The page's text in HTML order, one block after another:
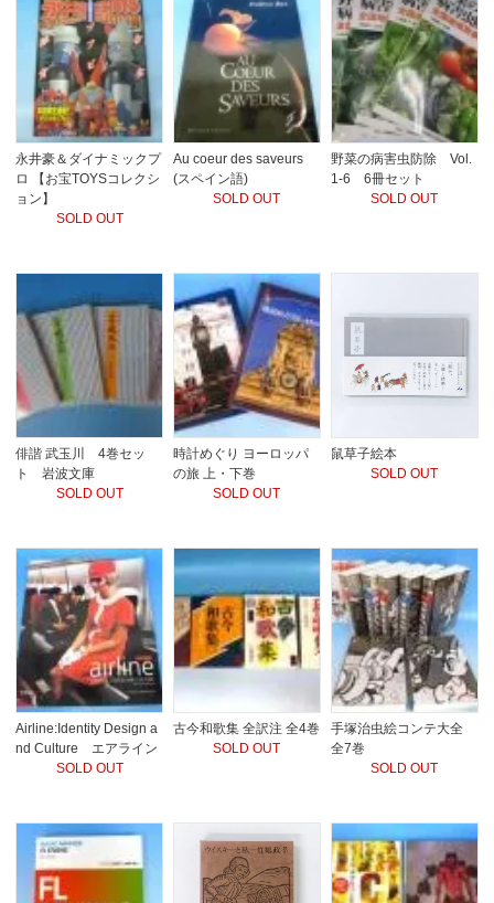
永井豪＆ダイナミックプ
ロ 【お宝TOYSコレクシ
ョン】
SOLD OUT
Au coeur des saveurs
(スペイン語)
SOLD OUT
野菜の病害虫防除 Vol.
1-6 6冊セット
SOLD OUT
俳諧 武玉川 4巻セッ
ト 岩波文庫
SOLD OUT
時計めぐり ヨーロッパ
の旅 上・下巻
SOLD OUT
鼠草子絵本
SOLD OUT
Airline:Identity Design a
nd Culture エアライン
SOLD OUT
古今和歌集 全訳注 全4巻
SOLD OUT
手塚治虫絵コンテ大全
全7巻
SOLD OUT